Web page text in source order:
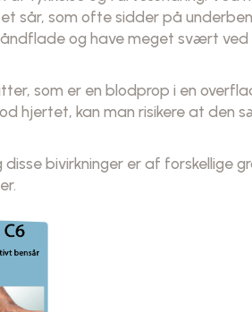
sår, som ofte sidder på
og have meget svært ved
som er en blodprop i en
hjertet, kan man risikere at den
bivirkninger er af forskellige